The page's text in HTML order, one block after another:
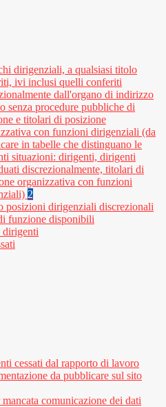
dirigenziali, a qualsiasi titolo
ivi inclusi quelli conferiti
dall'organo di indirizzo
senza procedure pubbliche di
e titolari di posizione
con funzioni dirigenziali (da
in tabelle che distinguano le
situazioni: dirigenti, dirigenti
discrezionalmente, titolari di
organizzativa con funzioni
2
posizioni dirigenziali discrezionali
funzione disponibili
dirigenti
cessati dal rapporto di lavoro
da pubblicare sul sito
comunicazione dei dati